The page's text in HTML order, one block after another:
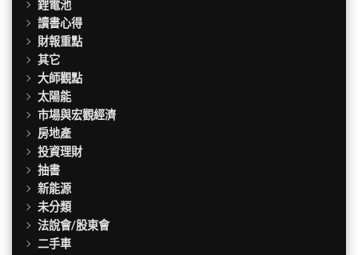
鋰電池
讀書心得
財報重點
其它
大師觀點
太陽能
市場與宏觀經濟
房地產
投資理財
抽書
新能源
未分類
法說會/股東會
二手車